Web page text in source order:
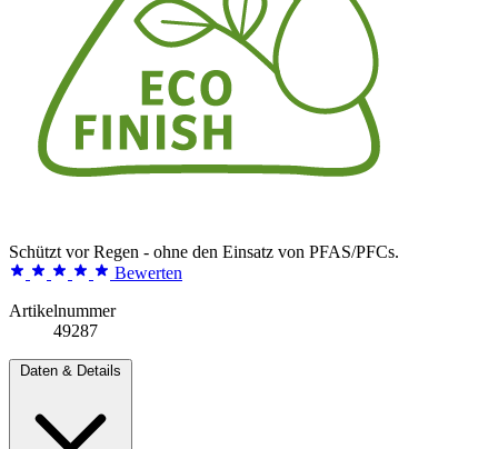
Schützt vor Regen - ohne den Einsatz von PFAS/PFCs.
Bewerten
Artikelnummer
49287
Daten & Details